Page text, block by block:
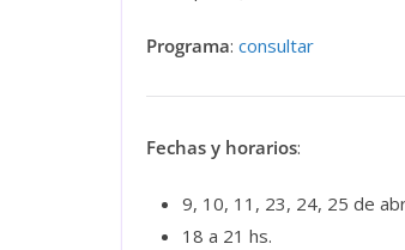
Programa: consultar
Fechas y horarios:
9, 10, 11, 23, 24, 25 de
18 a 21 hs.